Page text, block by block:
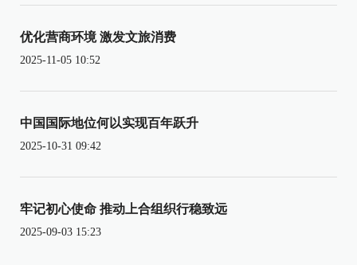
优化营商环境 激发文旅消费
2025-11-05 10:52
中国国际地位何以实现百年跃升
2025-10-31 09:42
牢记初心使命 推动上合组织行稳致远
2025-09-03 15:23